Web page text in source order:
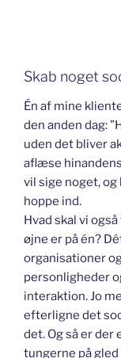
Skab noget
Én af mine
den anden dag:
uden det bliver
aflæse
vil sige noget, og
hoppe ind.
Hvad skal vi
øjne er på én?
organisationer
personligheder
interaktion. Jo
efterligne det
det. Og så er der
tungerne på